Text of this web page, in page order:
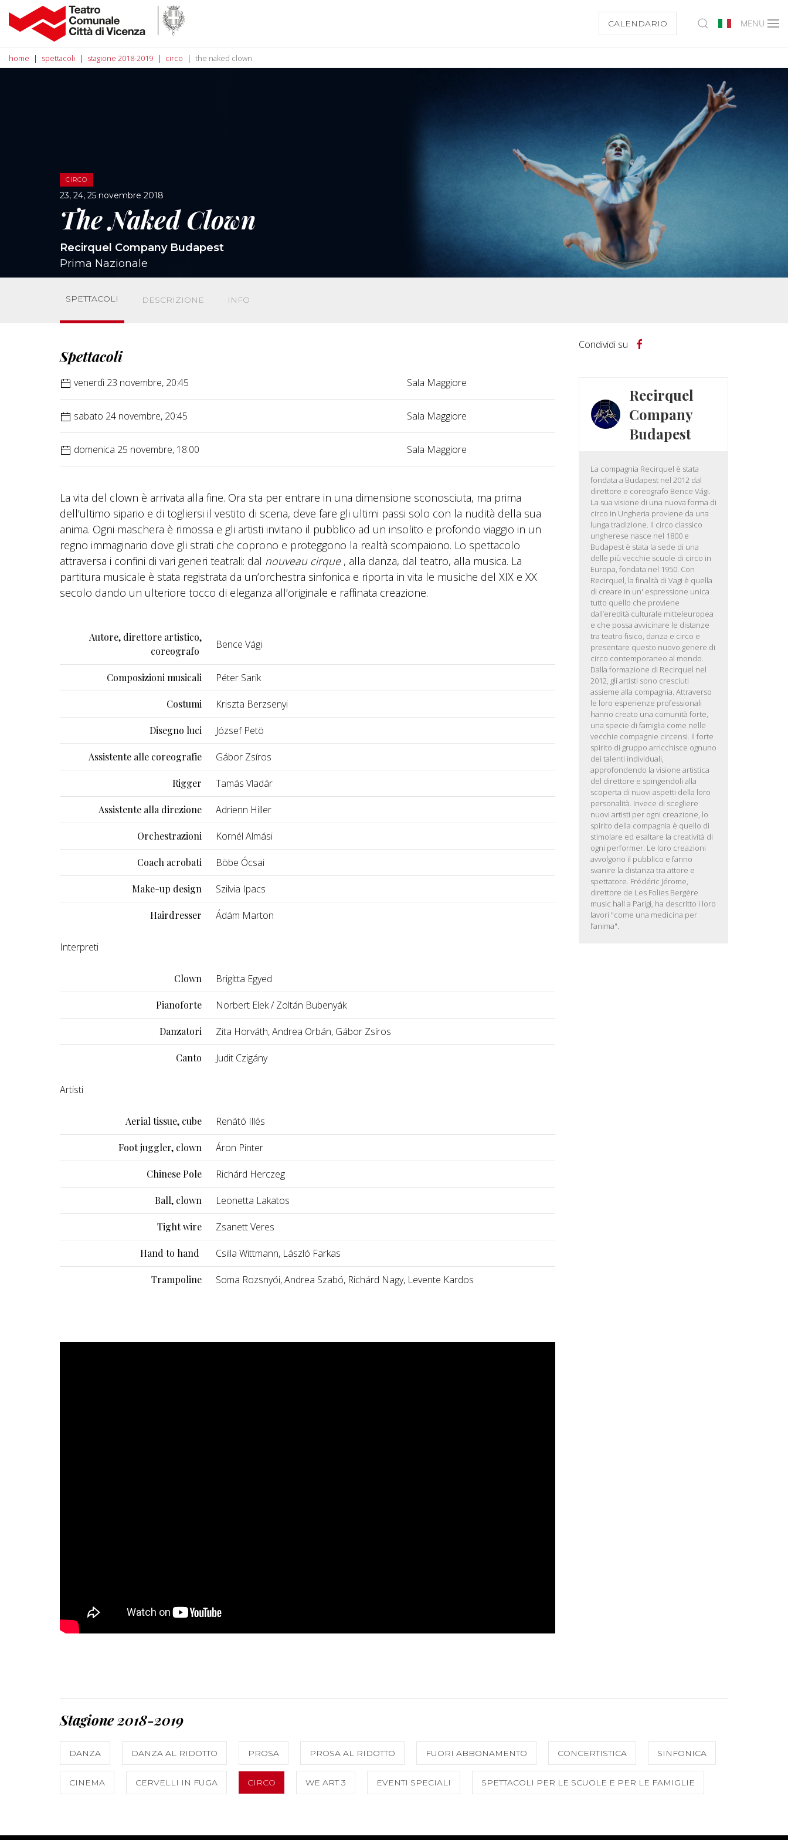
CALENDARIO MENU
home spettacoli stagione 2018-2019 circo the naked clown
CIRCO
23, 24, 25 novembre 2018
The Naked Clown
Recirquel Company Budapest
Prima Nazionale
SPETTACOLI DESCRIZIONE INFO
Spettacoli
venerdì 23 novembre, 20:45 Sala Maggiore
sabato 24 novembre, 20:45 Sala Maggiore
domenica 25 novembre, 18:00 Sala Maggiore
La vita del clown è arrivata alla fine. Ora sta per entrare in una dimensione sconosciuta, ma prima
dell’ultimo sipario e di togliersi il vestito di scena, deve fare gli ultimi passi solo con la nudità della sua
anima. Ogni maschera è rimossa e gli artisti invitano il pubblico ad un insolito e profondo viaggio in un
regno immaginario dove gli strati che coprono e proteggono la realtà scompaiono. Lo spettacolo
attraversa i confini di vari generi teatrali: dal nouveau cirque , alla danza, dal teatro, alla musica. La
partitura musicale è stata registrata da un’orchestra sinfonica e riporta in vita le musiche del XIX e XX
secolo dando un ulteriore tocco di eleganza all’originale e raffinata creazione.
Autore, direttore artistico,
coreografo
Bence Vági
Composizioni musicali Péter Sarik
Costumi Kriszta Berzsenyi
Disegno luci József Petö
Assistente alle coreografie Gábor Zsíros
Rigger Tamás Vladár
Assistente alla direzione Adrienn Hiller
Orchestrazioni Kornél Almási
Coach acrobati Böbe Ócsai
Make-up design Szilvia Ipacs
Hairdresser Ádám Marton
Interpreti
Clown Brigitta Egyed
Pianoforte Norbert Elek / Zoltán Bubenyák
Danzatori Zita Horváth, Andrea Orbán, Gábor Zsíros
Canto Judit Czigány
Artisti
Aerial tissue, cube Renátó Illés
Foot juggler, clown Áron Pinter
Chinese Pole Richárd Herczeg
Ball, clown Leonetta Lakatos
Tight wire Zsanett Veres
Hand to hand Csilla Wittmann, László Farkas
Trampoline Soma Rozsnyói, Andrea Szabó, Richárd Nagy, Levente Kardos
Condividi su
Recirquel
Company
Budapest
La compagnia Recirquel è stata
fondata a Budapest nel 2012 dal
direttore e coreografo Bence Vági.
La sua visione di una nuova forma di
circo in Ungheria proviene da una
lunga tradizione. Il circo classico
ungherese nasce nel 1800 e
Budapest è stata la sede di una
delle più vecchie scuole di circo in
Europa, fondata nel 1950. Con
Recirquel, la finalità di Vagi è quella
di creare in un' espressione unica
tutto quello che proviene
dall’eredità culturale mitteleuropea
e che possa avvicinare le distanze
tra teatro fisico, danza e circo e
presentare questo nuovo genere di
circo contemporaneo al mondo.
Dalla formazione di Recirquel nel
2012, gli artisti sono cresciuti
assieme alla compagnia. Attraverso
le loro esperienze professionali
hanno creato una comunità forte,
una specie di famiglia come nelle
vecchie compagnie circensi. Il forte
spirito di gruppo arricchisce ognuno
dei talenti individuali,
approfondendo la visione artistica
del direttore e spingendoli alla
scoperta di nuovi aspetti della loro
personalità. Invece di scegliere
nuovi artisti per ogni creazione, lo
spirito della compagnia è quello di
stimolare ed esaltare la creatività di
ogni performer. Le loro creazioni
avvolgono il pubblico e fanno
svanire la distanza tra attore e
spettatore. Frédéric Jérome,
direttore de Les Folies Bergère
music hall a Parigi, ha descritto i loro
lavori "come una medicina per
l’anima".
Stagione 2018-2019
DANZA DANZA AL RIDOTTO PROSA PROSA AL RIDOTTO FUORI ABBONAMENTO CONCERTISTICA SINFONICA
CINEMA CERVELLI IN FUGA CIRCO WE ART 3 EVENTI SPECIALI SPETTACOLI PER LE SCUOLE E PER LE FAMIGLIE